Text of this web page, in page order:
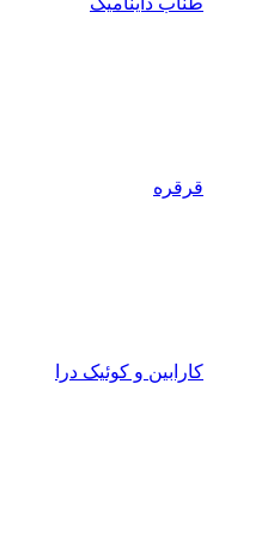
قرقره
کارابین و کوئیک درا